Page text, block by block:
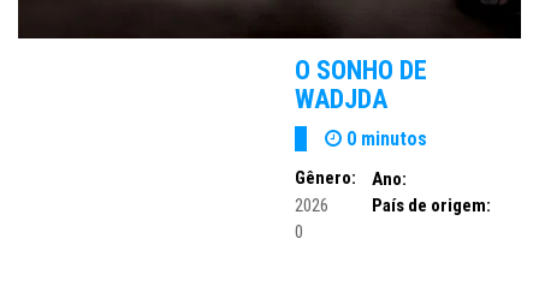
O SONHO DE
WADJDA
0 minutos
Gênero:
Ano:
2026
País de origem:
0